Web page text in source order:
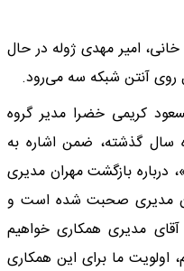
امیر مهدی ژوله در حال
روی آنتن شبکه سه می‌رود.
کریمی خضرا مدیر گروه
سال گذشته، ضمن اشاره به
پیش‌تولید و نگارش «پایتخت 7»، درباره بازگشت مهران مدیری
مدیری صحبت شده است و
مدیری همکاری خواهیم
اولویت ما برای این همکاری